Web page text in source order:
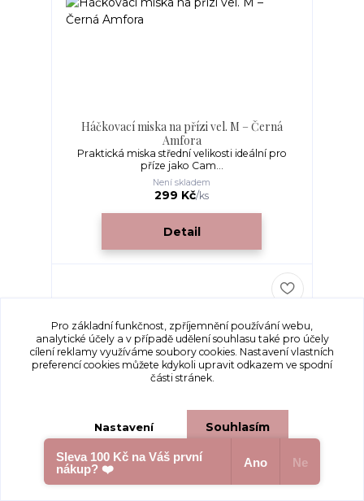
Háčkovací miska na přízi vel. M – Černá
Amfora
Praktická miska střední velikosti ideální pro
příze jako Cam...
299 Kč/ks
Není skladem
Detail
Háčkovací miska na přízi vel. M – jemná
Pro základní funkčnost, zpříjemnění používání webu,
analytické účely a v případě udělení souhlasu také pro účely
cílení reklamy využíváme soubory cookies. Nastavení vlastních
preferencí cookies můžete kdykoli upravit odkazem ve spodní
části stránek.
Nastavení Souhlasím
Souhlas můžete odmítnout
Sleva 100 Kč na Váš první
nákup? ❤️
Ano Ne